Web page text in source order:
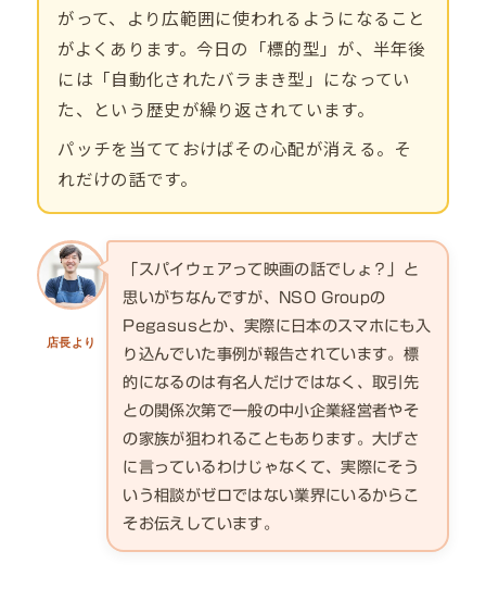
がって、より広範囲に使われるようになること
がよくあります。今日の「標的型」が、半年後
には「自動化されたバラまき型」になってい
た、という歴史が繰り返されています。
パッチを当てておけばその心配が消える。そ
れだけの話です。
店長より
「スパイウェアって映画の話でしょ？」と
思いがちなんですが、NSO Groupの
Pegasusとか、実際に日本のスマホにも入
り込んでいた事例が報告されています。標
的になるのは有名人だけではなく、取引先
との関係次第で一般の中小企業経営者やそ
の家族が狙われることもあります。大げさ
に言っているわけじゃなくて、実際にそう
いう相談がゼロではない業界にいるからこ
そお伝えしています。